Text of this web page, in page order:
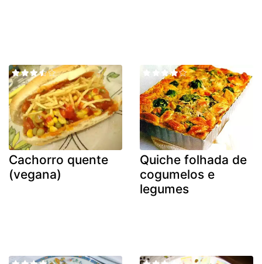
Cachorro quente
(vegana)
Quiche folhada de
cogumelos e
legumes